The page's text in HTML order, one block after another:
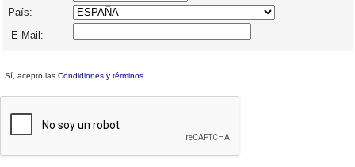
País:
E-Mail:
Sí, acepto las Condidiones y términos